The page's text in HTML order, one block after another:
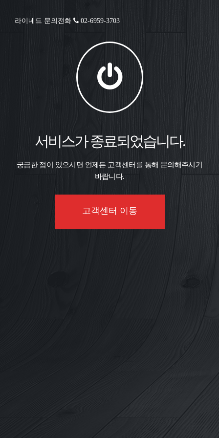
라이네드 문의전화 02-6959-3703
서비스가 종료되었습니다.
궁금한 점이 있으시면 언제든 고객센터를 통해 문의해주시기
바랍니다.
고객센터 이동